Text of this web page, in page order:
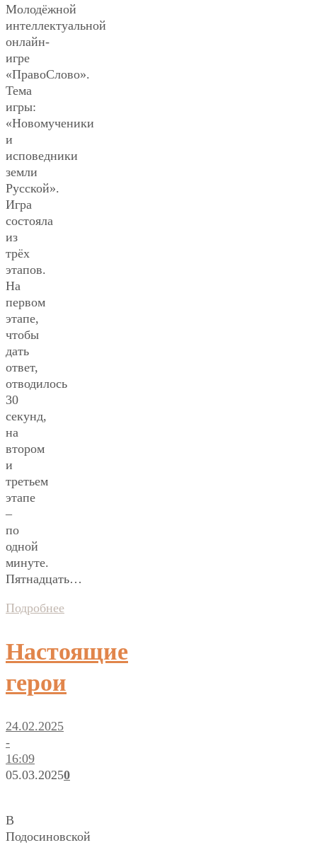
Молодёжной
интеллектуальной
онлайн-
игре
«ПравоСлово».
Тема
игры:
«Новомученики
и
исповедники
земли
Русской».
Игра
состояла
из
трёх
этапов.
На
первом
этапе,
чтобы
дать
ответ,
отводилось
30
секунд,
на
втором
и
третьем
этапе
–
по
одной
минуте.
Пятнадцать…
Подробнее
Настоящие
герои
24.02.2025
-
16:09
05.03.20250
В
Подосиновской